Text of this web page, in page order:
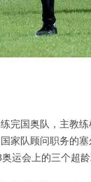
国奥队，主教练
家队顾问职务的
运会上的三个超龄